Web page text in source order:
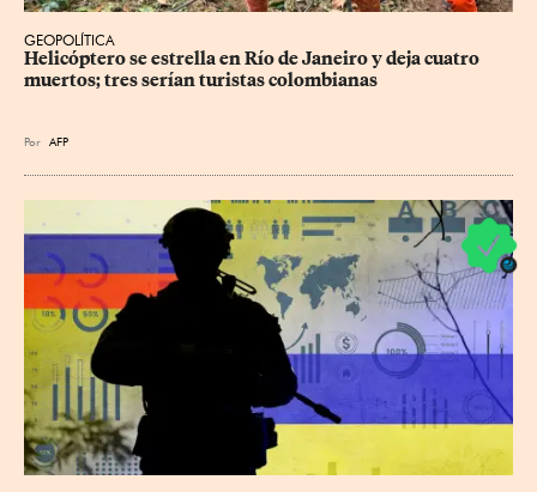
GEOPOLÍTICA
Helicóptero se estrella en Río de Janeiro y deja cuatro
muertos; tres serían turistas colombianas
Por AFP